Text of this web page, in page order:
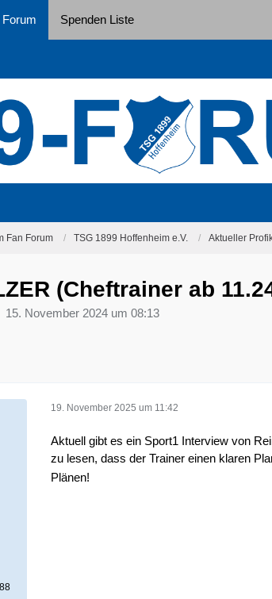
Forum Spenden Liste
Fan Forum TSG 1899 Hoffenheim e.V. Aktueller
(Cheftrainer ab
15. November 2024 um 08:13
19. November 2025 um 11:42
Aktuell gibt es ein Sport1 Interview von
zu lesen, dass der Trainer einen klaren
Plänen!